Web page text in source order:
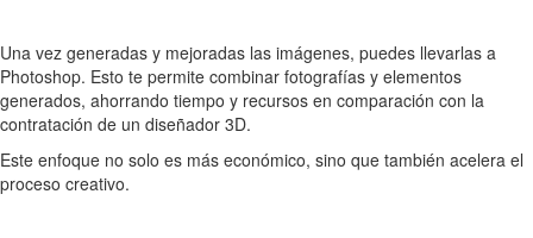
Una vez generadas y mejoradas las imágenes, puedes llevarlas a
Photoshop. Esto te permite combinar fotografías y elementos
generados, ahorrando tiempo y recursos en comparación con la
contratación de un diseñador 3D.
Este enfoque no solo es más económico, sino que también acelera el
proceso creativo.